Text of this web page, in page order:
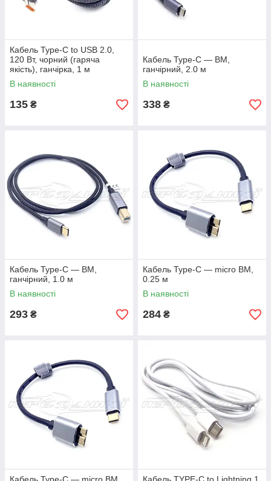
Кабель Type-C to USB 2.0,
120 Вт, чорний (гаряча
якість), ганчірка, 1 м
В наявності
135 ₴
Кабель Type-C — BM,
ганчірний, 2.0 м
В наявності
338 ₴
Кабель Type-C — BM,
ганчірний, 1.0 м
В наявності
293 ₴
Кабель Type-C — micro BM,
0.25 м
В наявності
284 ₴